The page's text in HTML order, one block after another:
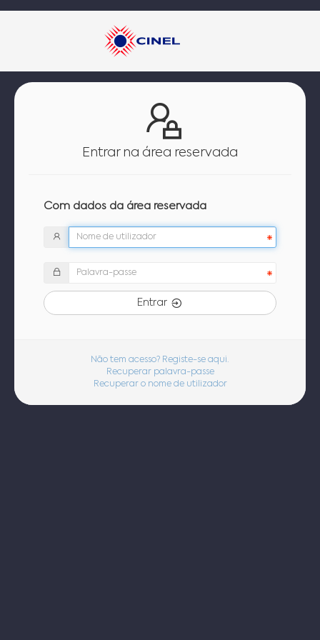
Entrar na área reservada
Com dados da área reservada
Entrar
Não tem acesso? Registe-se aqui.
Recuperar palavra-passe
Recuperar o nome de utilizador